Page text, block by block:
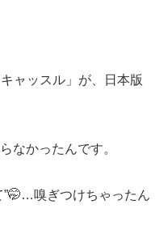
ャッスル」が、日本版
なかったんです。
”🤭…嗅ぎつけちゃったん